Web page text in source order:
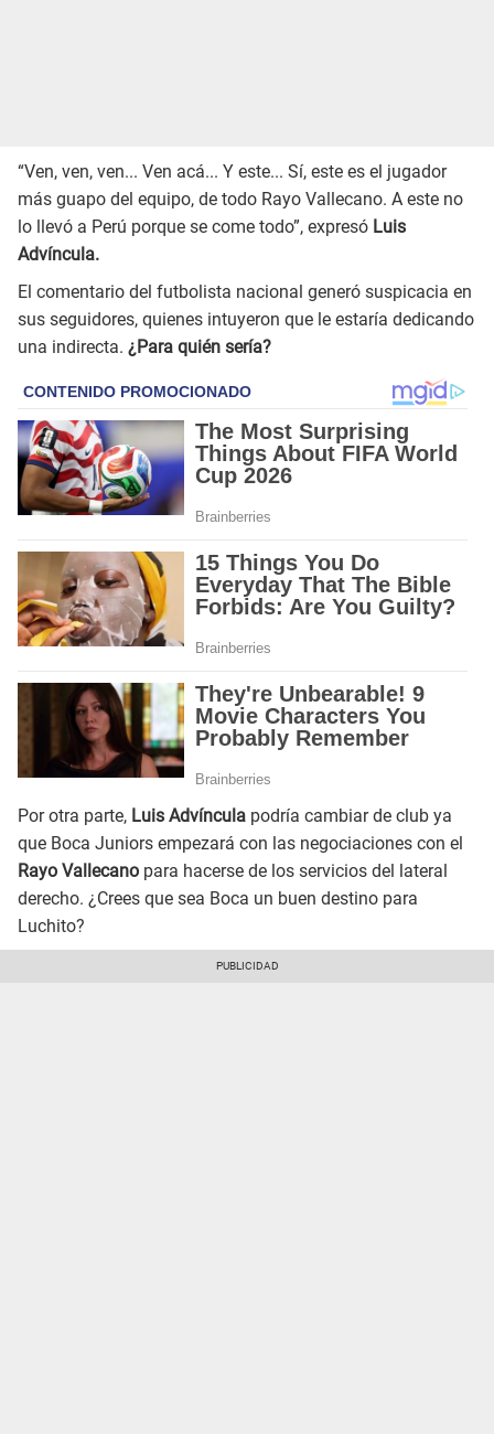
“Ven, ven, ven... Ven acá... Y este... Sí, este es el jugador
más guapo del equipo, de todo Rayo Vallecano. A este no
lo llevó a Perú porque se come todo”, expresó Luis
Advíncula.
El comentario del futbolista nacional generó suspicacia en
sus seguidores, quienes intuyeron que le estaría dedicando
una indirecta. ¿Para quién sería?
Por otra parte, Luis Advíncula podría cambiar de club ya
que Boca Juniors empezará con las negociaciones con el
Rayo Vallecano para hacerse de los servicios del lateral
derecho. ¿Crees que sea Boca un buen destino para
Luchito?